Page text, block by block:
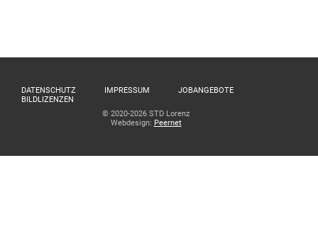
DATENSCHUTZ IMPRESSUM
JOBANGEBOTE
BILDLIZENZEN
© 2020-2026 STD Lorenz
Webdesign: Peernet